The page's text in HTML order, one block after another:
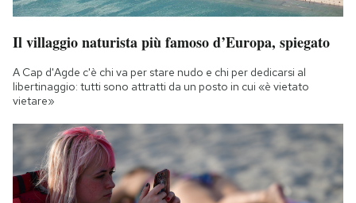
Il villaggio naturista più famoso d’Europa, spiegato
A Cap d'Agde c'è chi va per stare nudo e chi per dedicarsi al
libertinaggio: tutti sono attratti da un posto in cui «è vietato
vietare»